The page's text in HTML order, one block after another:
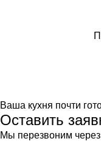
Ваша кухня почти
Оставить
Мы перезвоним через